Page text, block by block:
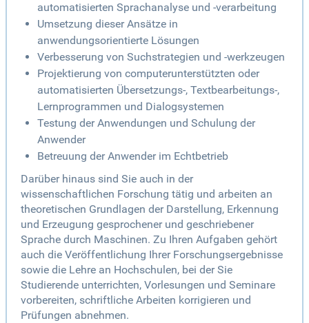
automatisierten Sprachanalyse und -verarbeitung
Umsetzung dieser Ansätze in
anwendungsorientierte Lösungen
Verbesserung von Suchstrategien und -werkzeugen
Projektierung von computerunterstützten oder
automatisierten Übersetzungs-, Textbearbeitungs-,
Lernprogrammen und Dialogsystemen
Testung der Anwendungen und Schulung der
Anwender
Betreuung der Anwender im Echtbetrieb
Darüber hinaus sind Sie auch in der
wissenschaftlichen Forschung tätig und arbeiten an
theoretischen Grundlagen der Darstellung, Erkennung
und Erzeugung gesprochener und geschriebener
Sprache durch Maschinen. Zu Ihren Aufgaben gehört
auch die Veröffentlichung Ihrer Forschungsergebnisse
sowie die Lehre an Hochschulen, bei der Sie
Studierende unterrichten, Vorlesungen und Seminare
vorbereiten, schriftliche Arbeiten korrigieren und
Prüfungen abnehmen.